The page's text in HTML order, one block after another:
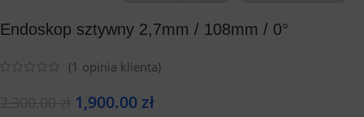
Endoskop sztywny 2,7mm / 108mm / 0°
(1 opinia klienta)
1,900.00 zł